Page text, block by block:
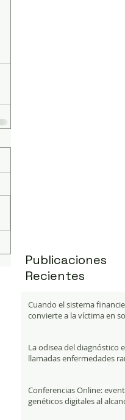
Publicaciones
Recientes
Cuando el sistema
convierte a la víctima en
La odisea del diagnóstico
llamadas enfermedades
Conferencias Online:
genéticos digitales al